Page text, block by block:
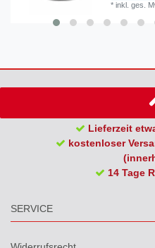
*inkl. ges.
Lieferzeit
kostenloser
14 Tage
SERVICE